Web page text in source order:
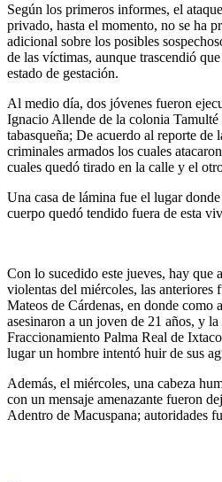
Según los primeros informes, el
privado, hasta el momento, no se ha
adicional sobre los posibles
de las víctimas, aunque trascendió
estado de gestación.
Al medio día, dos jóvenes fueron
Ignacio Allende de la colonia Tamulté
tabasqueña; De acuerdo al reporte de
criminales armados los cuales
cuales quedó tirado en la calle y el
Una casa de lámina fue el lugar
cuerpo quedó tendido fuera de esta
Con lo sucedido este jueves, hay que
violentas del miércoles, las anteriores
Mateos de Cárdenas, en donde como
asesinaron a un joven de 21 años, y
Fraccionamiento Palma Real de
lugar un hombre intentó huir de sus
Además, el miércoles, una cabeza
con un mensaje amenazante fueron
Adentro de Macuspana; autoridades